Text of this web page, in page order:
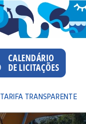
TARIFA TRANSPARENTE